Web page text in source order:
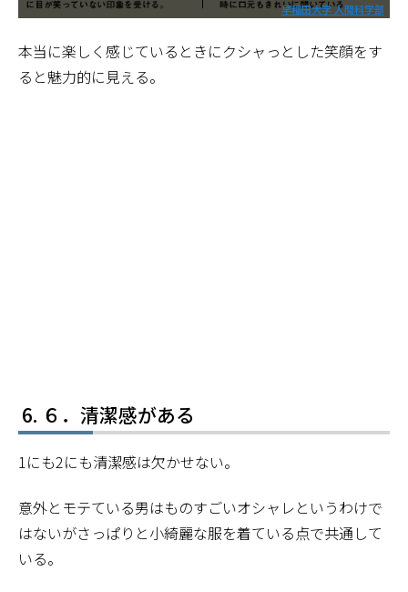
早稲田大学 人間科学部
本当に楽しく感じているときにクシャっとした笑顔をす
ると魅力的に見える。
６．清潔感がある
1にも2にも清潔感は欠かせない。
意外とモテている男はものすごいオシャレというわけで
はないがさっぱりと小綺麗な服を着ている点で共通して
いる。